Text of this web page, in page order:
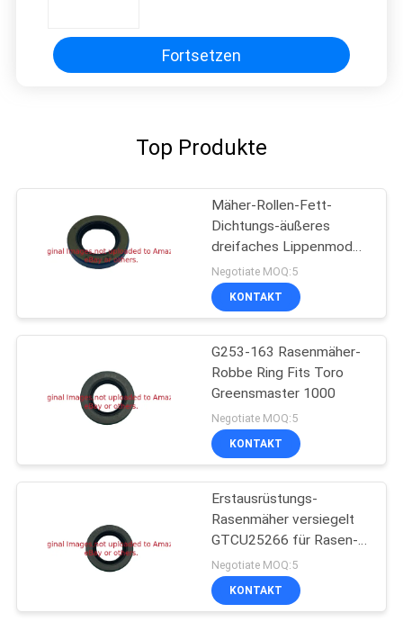
Fortsetzen
Top Produkte
Mäher-Rollen-Fett-
Dichtungs-äußeres
dreifaches Lippenmodell
G3004882 für Rasen-
Maschinerie
Negotiate MOQ:5
KONTAKT
G253-163 Rasenmäher-
Robbe Ring Fits Toro
Greensmaster 1000
Negotiate MOQ:5
KONTAKT
Erstausrüstungs-
Rasenmäher versiegelt
GTCU25266 für Rasen-
Ausrüstung
Negotiate MOQ:5
KONTAKT